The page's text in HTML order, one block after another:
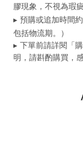
膠現象，不視為瑕
▸ 預購或追加時間
包括物流期。）
▸ 下單前請詳閱「
明，請斟酌購買，感